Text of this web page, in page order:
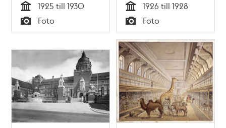
Tid
1925 till 1930
Typ
Foto Tid
1926 till 1928
Typ
Foto